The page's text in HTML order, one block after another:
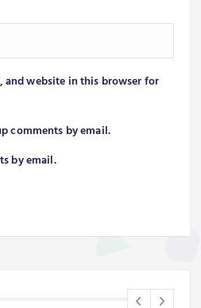
and website in this browser for
comments by email.
by email.